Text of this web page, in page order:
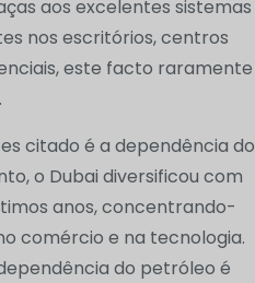
aos excelentes sistemas
nos escritórios, centros
este facto raramente
citado é a dependência do
o Dubai diversificou com
anos, concentrando-
comércio e na tecnologia.
do petróleo é